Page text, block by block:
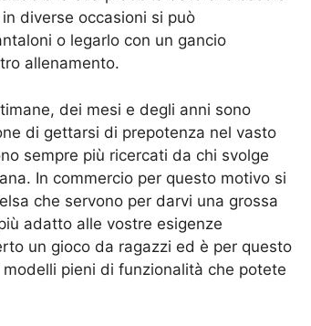
diverse occasioni si può
o legarlo con un gancio
allenamento.
dei mesi e degli anni sono
di gettarsi di prepotenza nel vasto
sempre più ricercati da chi svolge
In commercio per questo motivo si
che servono per darvi una grossa
adatto alle vostre esigenze
un gioco da ragazzi ed è per questo
pieni di funzionalità che potete